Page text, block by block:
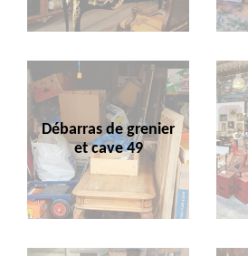
Débarras de grenier
et cave 49